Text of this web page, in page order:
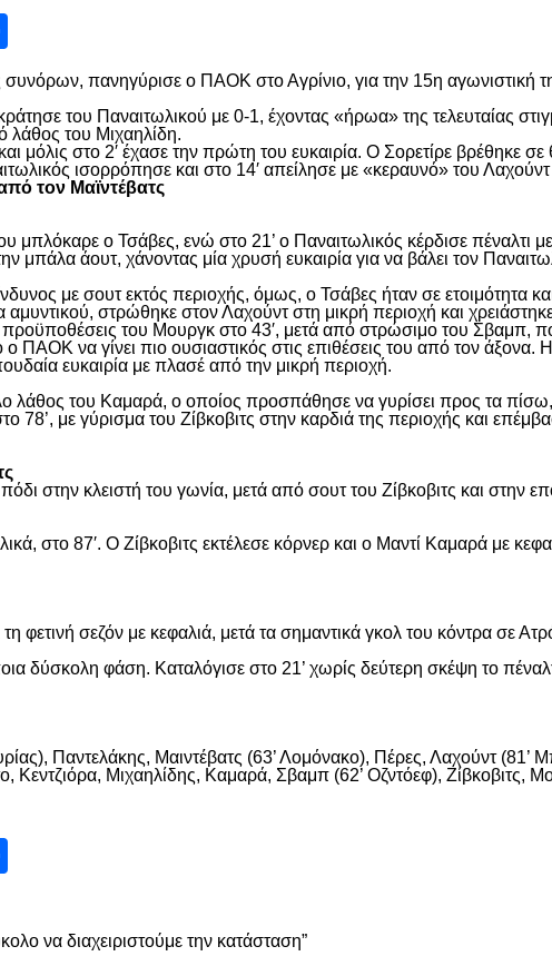
συνόρων, πανηγύρισε ο ΠΑΟΚ στο Αγρίνιο, για την 15η αγωνιστική
του Παναιτωλικού με 0-1, έχοντας «ήρωα» της τελευταίας
λάθος του Μιχαηλίδη.
μόλις στο 2′ έχασε την πρώτη του ευκαιρία. Ο Σορετίρε
ισορρόπησε και στο 14′ απείλησε με «κεραυνό» του
τον Μαϊντέβατς
μπλόκαρε ο Τσάβες, ενώ στο 21’ ο Παναιτωλικός κέρδισε πέναλτι
μπάλα άουτ, χάνοντας μία χρυσή ευκαιρία για να βάλει τον
με σουτ εκτός περιοχής, όμως, ο Τσάβες ήταν σε ετοιμότητα
στρώθηκε στον Λαχούντ στη μικρή περιοχή και
του Μουργκ στο 43′, μετά από στρώσιμο του Σβαμπ,
ΠΑΟΚ να γίνει πιο ουσιαστικός στις επιθέσεις του από τον
ευκαιρία με πλασέ από την μικρή περιοχή.
λάθος του Καμαρά, ο οποίος προσπάθησε να γυρίσει προς τα
78’, με γύρισμα του Ζίβκοβιτς στην καρδιά της περιοχής και
στην κλειστή του γωνία, μετά από σουτ του Ζίβκοβιτς και στην
στο 87′. Ο Ζίβκοβιτς εκτέλεσε κόρνερ και ο Μαντί Καμαρά με
σεζόν με κεφαλιά, μετά τα σημαντικά γκολ του κόντρα σε
δύσκολη φάση. Καταλόγισε στο 21’ χωρίς δεύτερη σκέψη το
Παντελάκης, Μαιντέβατς (63’ Λομόνακο), Πέρες, Λαχούντ (81’
Μιχαηλίδης, Καμαρά, Σβαμπ (62’ Οζντόεφ), Ζίβκοβιτς,
να διαχειριστούμε την κατάσταση”